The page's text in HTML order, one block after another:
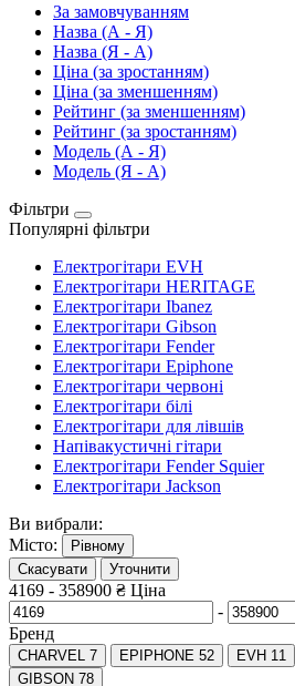
За замовчуванням
Назва (А - Я)
Назва (Я - А)
Ціна (за зростанням)
Ціна (за зменшенням)
Рейтинг (за зменшенням)
Рейтинг (за зростанням)
Модель (А - Я)
Модель (Я - А)
Фільтри
Популярні фільтри
Електрогітари EVH
Електрогітари HERITAGE
Електрогітари Ibanez
Електрогітари Gibson
Електрогітари Fender
Електрогітари Epiphone
Електрогітари червоні
Електрогітари білі
Електрогітари для лівшів
Напівакустичні гітари
Електрогітари Fender Squier
Електрогітари Jackson
Ви вибрали:
Місто:
Рівному
Скасувати
Уточнити
4169 - 358900 ₴ Ціна
-
Бренд
CHARVEL 7 EPIPHONE 52 EVH 11
GIBSON 78